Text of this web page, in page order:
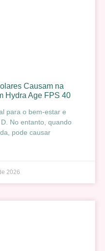
Causam na
Hydra Age FPS 40
para o bem-estar e
No entanto, quando
pode causar
2026